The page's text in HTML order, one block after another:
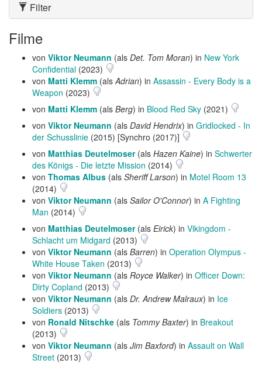
Filter
Filme
von Viktor Neumann (als Det. Tom Moran) in New York
Confidential (2023)
von Matti Klemm (alsAdrian) in Assassin - Every Body is a
Weapon (2023)
von Matti Klemm (als Berg) in Blood Red Sky (2021)
von Viktor Neumann (als David Hendrix) in Gridlocked - In
der Schusslinie (2015) [Synchro (2017)]
von Matthias Deutelmoser(als Hazen Kaine) in Schwerter
des Königs - Die letzte Mission (2014)
von Thomas Albus (als Sheriff Larson) in Motel Room 13
(2014)
von Viktor Neumann (als Sailor O'Connor) in A Fighting
Man (2014)
von Matthias Deutelmoser(als Eirick) in Vikingdom -
Schlacht um Midgard (2013)
von Viktor Neumann (als Barren) in Operation Olympus -
White House Taken (2013)
von Viktor Neumann (als Royce Walker) in Officer Down:
Dirty Copland (2013)
von Viktor Neumann (als Dr. Andrew Malraux) in Ice
Soldiers (2013)
von Ronald Nitschke (als Tommy Baxter) in Breakout
(2013)
von Viktor Neumann (als Jim Baxford) in Assault on Wall
Street (2013)